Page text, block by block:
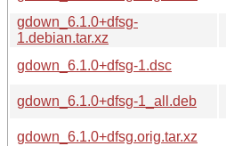
gdown_6.1.0+dfsg-
1.debian.tar.xz
gdown_6.1.0+dfsg-1.dsc
gdown_6.1.0+dfsg-1_all.deb
gdown_6.1.0+dfsg.orig.tar.xz